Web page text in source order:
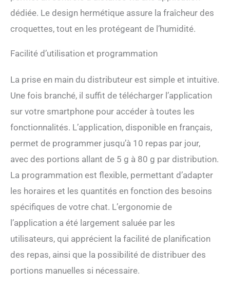
d'économiser le coût de
remplacement de la
batterie, mais est
également plus écologique
limitations des prises de
de flexibilité dans le choix de
son emplacement.
Connectivité sans fil 24h/24
et 7j/7 - la mangeoire
automatique pour chat a
été mise à niveau pour
empêcher la déconnexion
Wi-Fi pendant les pannes de
courant grâce à une
batterie rechargeable
intégrée, garantissant une
pour l'alimentation
d'urgence et d'autres
fonctions. Dites adieu à la
suralimentation – La
mangeoire automatique
compagnie avec application
dédiée. Le design hermétique assure la fraîcheur des
croquettes, tout en les protégeant de l’humidité.
Facilité d’utilisation et programmation
La prise en main du distributeur est simple et intuitive.
Une fois branché, il suffit de télécharger l’application
sur votre smartphone pour accéder à toutes les
fonctionnalités. L’application, disponible en français,
permet de programmer jusqu’à 10 repas par jour,
avec des portions allant de 5 g à 80 g par distribution.
La programmation est flexible, permettant d’adapter
les horaires et les quantités en fonction des besoins
spécifiques de votre chat. L’ergonomie de
l’application a été largement saluée par les
utilisateurs, qui apprécient la facilité de planification
des repas, ainsi que la possibilité de distribuer des
portions manuelles si nécessaire.